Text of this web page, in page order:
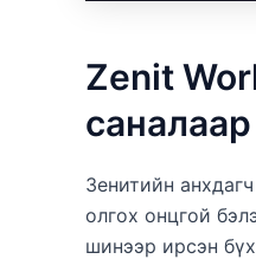
Zenit
Зенитийн
олгох онцгой
шинээр ирсэн